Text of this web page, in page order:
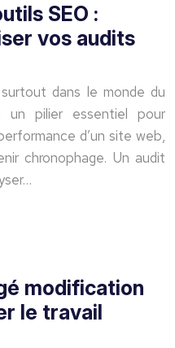
SEO :
vos audits
dans le monde du
un pilier essentiel pour
d’un site web,
chronophage. Un audit
modification
le travail